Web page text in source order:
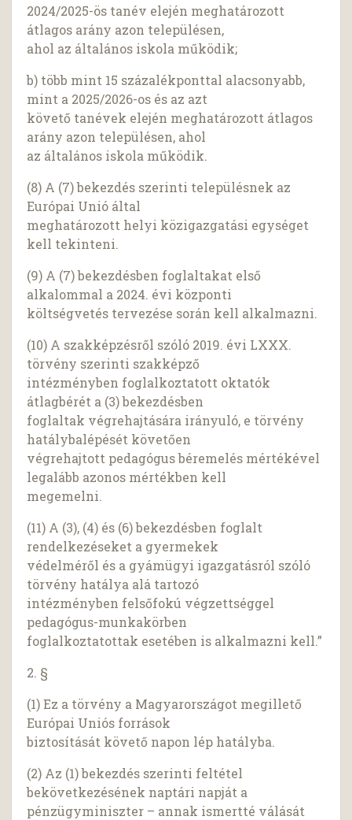
2024/2025-ös tanév elején meghatározott
átlagos arány azon településen,
ahol az általános iskola működik;
b) több mint 15 százalékponttal alacsonyabb,
mint a 2025/2026-os és az azt
követő tanévek elején meghatározott átlagos
arány azon településen, ahol
az általános iskola működik.
(8) A (7) bekezdés szerinti településnek az
Európai Unió által
meghatározott helyi közigazgatási egységet
kell tekinteni.
(9) A (7) bekezdésben foglaltakat első
alkalommal a 2024. évi központi
költségvetés tervezése során kell alkalmazni.
(10) A szakképzésről szóló 2019. évi LXXX.
törvény szerinti szakképző
intézményben foglalkoztatott oktatók
átlagbérét a (3) bekezdésben
foglaltak végrehajtására irányuló, e törvény
hatálybalépését követően
végrehajtott pedagógus béremelés mértékével
legalább azonos mértékben kell
megemelni.
(11) A (3), (4) és (6) bekezdésben foglalt
rendelkezéseket a gyermekek
védelméről és a gyámügyi igazgatásról szóló
törvény hatálya alá tartozó
intézményben felsőfokú végzettséggel
pedagógus-munkakörben
foglalkoztatottak esetében is alkalmazni kell.”
2. §
(1) Ez a törvény a Magyarországot megillető
Európai Uniós források
biztosítását követő napon lép hatályba.
(2) Az (1) bekezdés szerinti feltétel
bekövetkezésének naptári napját a
pénzügyminiszter – annak ismertté válását